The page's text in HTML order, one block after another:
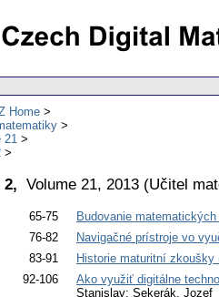
Home
21
2, Volume 21, 2013 (Učitel
65-75
Budovanie
76-82
Navigačné prístroje vo
83-91
Historie maturitní zkoušky
92-106
Ako využiť digitálne
Stanislav; Sekerák, Jozef